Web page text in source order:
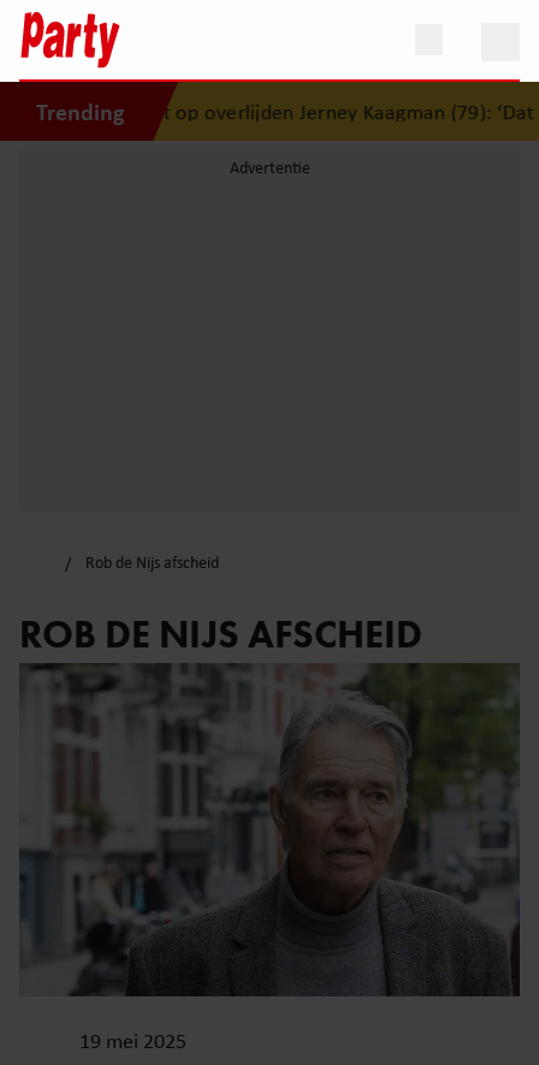
Trending
reageert op overlijden Jerney Kaagman (79): ‘Dat
Rob de Nijs afscheid
ROB DE NIJS AFSCHEID
19 mei 2025